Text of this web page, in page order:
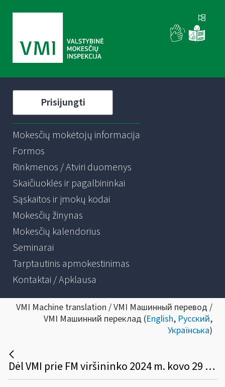
Prisijungti
Mokesčių mokėtojų informacija
Formos
Rinkmenos / Atviri duomenys
Skaičiuoklės ir pagalbininkai
Sąskaitos ir įmokų kodai
Mokesčių žinynas
Mokesčių kalendorius
Seminarai
Tarptautinis apmokestinimas
Kontaktai / Apklausa
VMI Machine translation / VMI Машинный перевод /
VMI Машинний переклад (English, Русский,
Українська)
Dėl VMI prie FM viršininko 2024 m. kovo 29 d. įsakymo Nr. VA-33